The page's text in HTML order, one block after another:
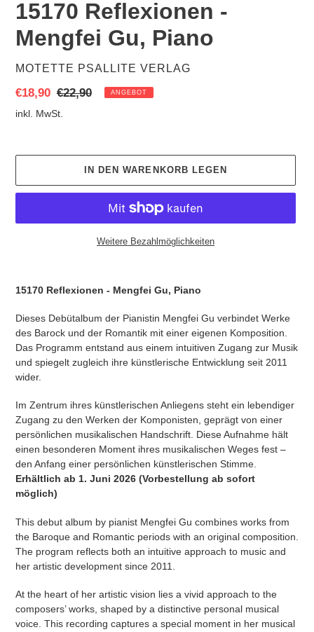
V
O
R
G
E
T
E
T
S
P
O
T
15170 Reflexionen -
Mengfei Gu, Piano
VERKÄUFER
MOTETTE PSALLITE VERLAG
Sonderpreis
€18,90 Normaler
Preis
€22,90 ANGEBOT
inkl. MwSt.
IN DEN WARENKORB LEGEN
Weitere Bezahlmöglichkeiten
Warenkorb
hinzugefügt
15170 Reflexionen - Mengfei Gu, Piano
Dieses Debütalbum der Pianistin Mengfei Gu verbindet Werke
des Barock und der Romantik mit einer eigenen Komposition.
Das Programm entstand aus einem intuitiven Zugang zur Musik
und spiegelt zugleich ihre künstlerische Entwicklung seit 2011
wider.
Im Zentrum ihres künstlerischen Anliegens steht ein lebendiger
Zugang zu den Werken der Komponisten, geprägt von einer
persönlichen musikalischen Handschrift. Diese Aufnahme hält
einen besonderen Moment ihres musikalischen Weges fest –
den Anfang einer persönlichen künstlerischen Stimme.
Erhältlich ab 1. Juni 2026 (Vorbestellung ab sofort
möglich)
This debut album by pianist Mengfei Gu combines works from
the Baroque and Romantic periods with an original composition.
The program reflects both an intuitive approach to music and
her artistic development since 2011.
At the heart of her artistic vision lies a vivid approach to the
composers’ works, shaped by a distinctive personal musical
voice. This recording captures a special moment in her musical